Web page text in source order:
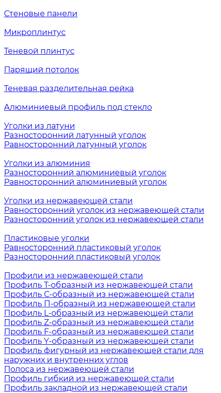
Стеновые панели
Микроплинтус
Теневой плинтус
Парящий потолок
Теневая разделительная рейка
Алюминиевый профиль под стекло
Уголки из латуни
Разносторонний латунный уголок
Равносторонний латунный уголок
Уголки из алюминия
Разносторонний алюминиевый уголок
Равносторонний алюминиевый уголок
Уголки из нержавеющей стали
Равносторонний уголок из нержавеющей стали
Разносторонний уголок из нержавеющей стали
Пластиковые уголки
Равносторонний пластиковый уголок
Разносторонний пластиковый уголок
Профили из нержавеющей стали
Профиль Т-образный из нержавеющей стали
Профиль С-образный из нержавеющей стали
Профиль П-образный из нержавеющей стали
Профиль L-образный из нержавеющей стали
Профиль Z-образный из нержавеющей стали
Профиль F-образный из нержавеющей стали
Профиль Y-образный из нержавеющей стали
Профиль фигурный из нержавеющей стали для
наружних и внутренних углов
Полоса из нержавеющей стали
Профиль гибкий из нержавеющей стали
Профиль закладной из нержавеющей стали